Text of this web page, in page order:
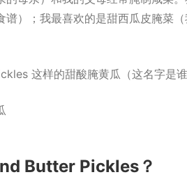
谱）；我最喜欢的是甜西瓜皮腌菜
这样的甜酸腌黄瓜（这名字是谁
Butter Pickles？